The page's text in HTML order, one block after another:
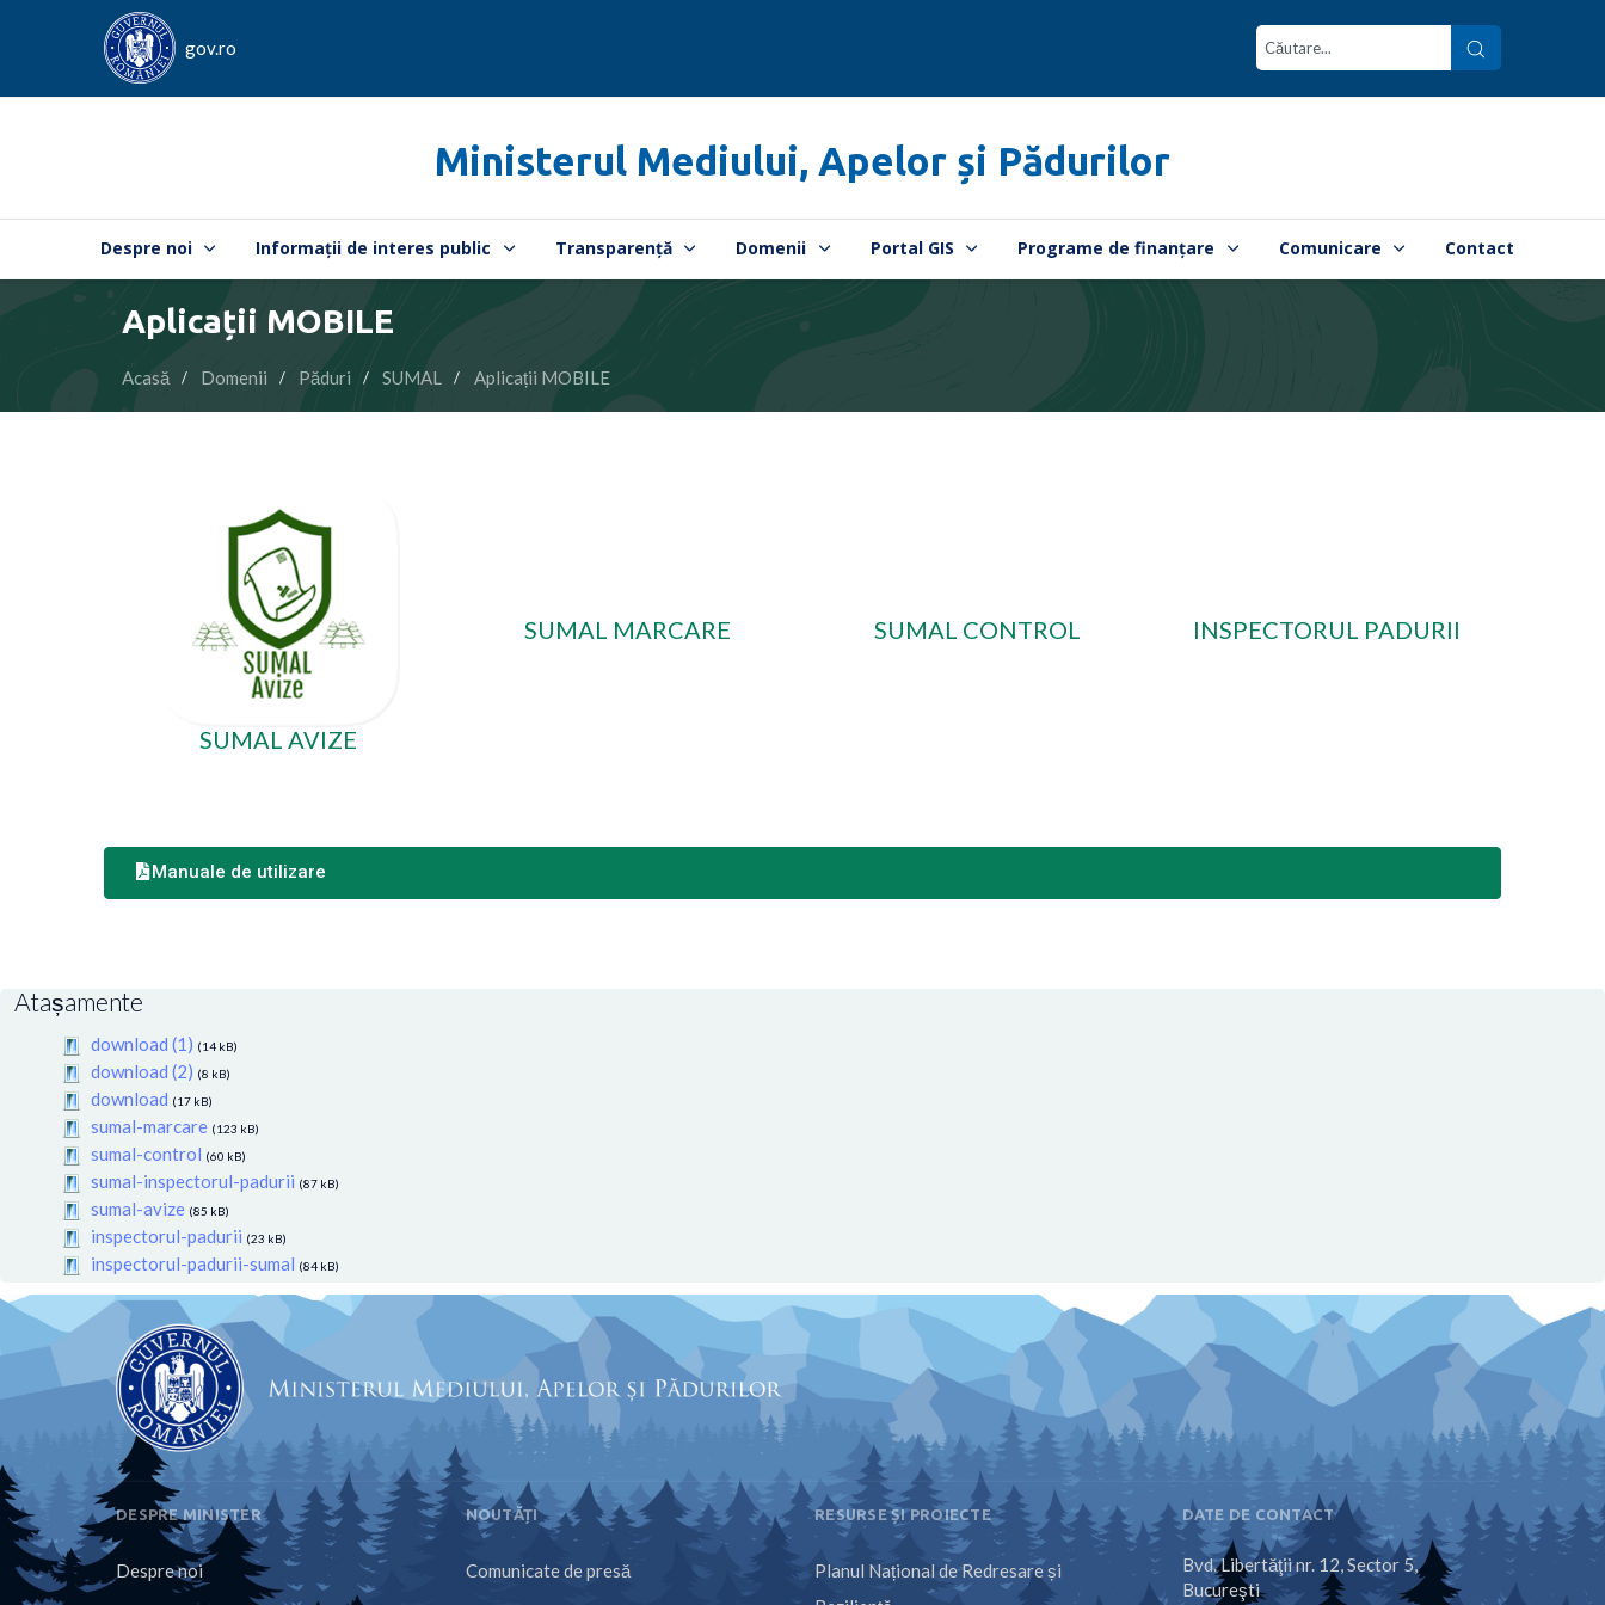
gov.ro
Ministerul Mediului, Apelor și Pădurilor
Despre noi Informații de interes public Transparență Domenii Portal GIS Programe de finanțare Comunicare Contact
Aplicații MOBILE
Acasă Domenii Păduri SUMAL Aplicații MOBILE
SUMAL AVIZE
SUMAL MARCARE SUMAL CONTROL INSPECTORUL PADURII
Manuale de utilizare
Atașamente
download (1) (14 kB)
download (2) (8 kB)
download (17 kB)
sumal-marcare (123 kB)
sumal-control (60 kB)
sumal-inspectorul-padurii (87 kB)
sumal-avize (85 kB)
inspectorul-padurii (23 kB)
inspectorul-padurii-sumal (84 kB)
DESPRE MINISTER
Despre noi
NOUTĂȚI
Comunicate de presă
RESURSE ȘI PROIECTE
Planul Național de Redresare și
DATE DE CONTACT
Bvd. Libertăţii nr. 12, Sector 5,
Bucureşti